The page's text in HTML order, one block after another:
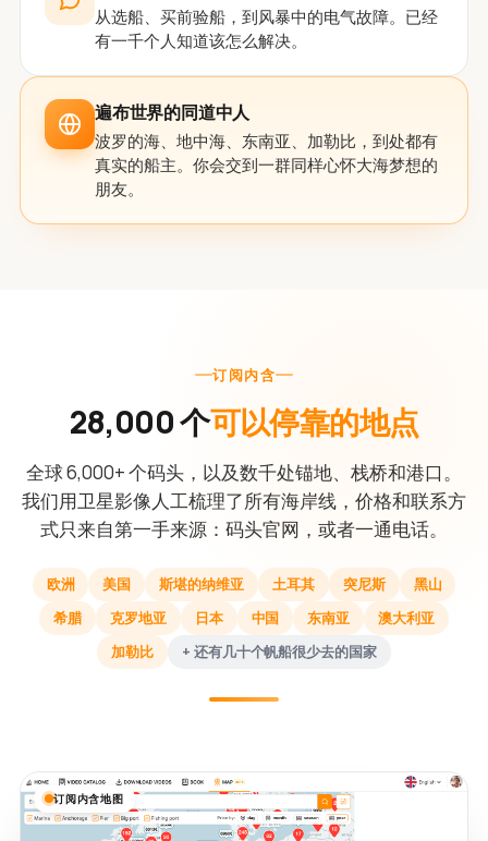
从选船、买前验船，到风暴中的电气故障。已经
有一千个人知道该怎么解决。
遍布世界的同道中人
波罗的海、地中海、东南亚、加勒比，到处都有
真实的船主。你会交到一群同样心怀大海梦想的
朋友。
订阅内含
28,000 个可以停靠的地点
全球 6,000+ 个码头，以及数千处锚地、栈桥和港口。
我们用卫星影像人工梳理了所有海岸线，价格和联系方
式只来自第一手来源：码头官网，或者一通电话。
欧洲 美国 斯堪的纳维亚 土耳其 突尼斯
黑山
希腊
克罗地亚 日本 中国 东南亚
澳大利亚
加勒比
+ 还有几十个帆船很少去的国家
订阅内含地图